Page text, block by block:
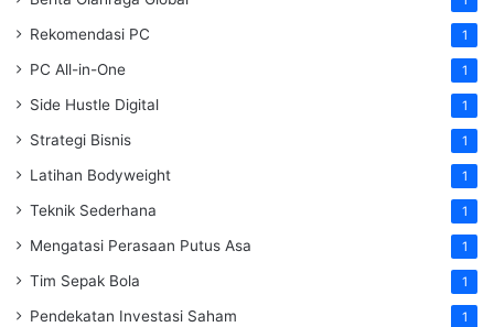
Rekomendasi PC 1
PC All-in-One 1
Side Hustle Digital 1
Strategi Bisnis 1
Latihan Bodyweight 1
Teknik Sederhana 1
Mengatasi Perasaan Putus Asa 1
Tim Sepak Bola 1
Pendekatan Investasi Saham 1